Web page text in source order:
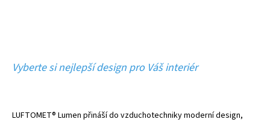
Vyberte si nejlepší design pro Váš interiér
LUFTOMET® Lumen přináší do vzduchotechniky moderní design,